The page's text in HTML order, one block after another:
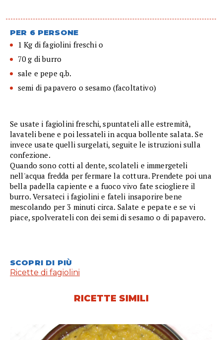
PER 6 PERSONE
1 Kg di fagiolini freschi o
70 g di burro
sale e pepe q.b.
semi di papavero o sesamo (facoltativo)
Se usate i fagiolini freschi, spuntateli alle estremità,
lavateli bene e poi lessateli in acqua bollente salata. Se
invece usate quelli surgelati, seguite le istruzioni sulla
confezione.
Quando sono cotti al dente, scolateli e immergeteli
nell'acqua fredda per fermare la cottura. Prendete poi una
bella padella capiente e a fuoco vivo fate sciogliere il
burro. Versateci i fagiolini e fateli insaporire bene
mescolando per 3 minuti circa. Salate e pepate e se vi
piace, spolverateli con dei semi di sesamo o di papavero.
SCOPRI DI PIÙ
Ricette di fagiolini
RICETTE SIMILI